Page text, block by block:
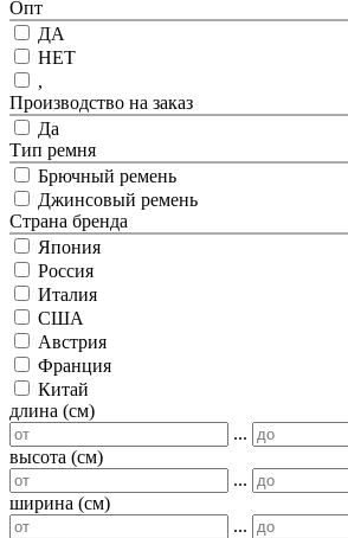
Опт
ДА
НЕТ
,
Производство на заказ
Да
Тип ремня
Брючный ремень
Джинсовый ремень
Страна бренда
Япония
Россия
Италия
США
Австрия
Франция
Китай
длина (см)
...
высота (см)
...
ширина (см)
...